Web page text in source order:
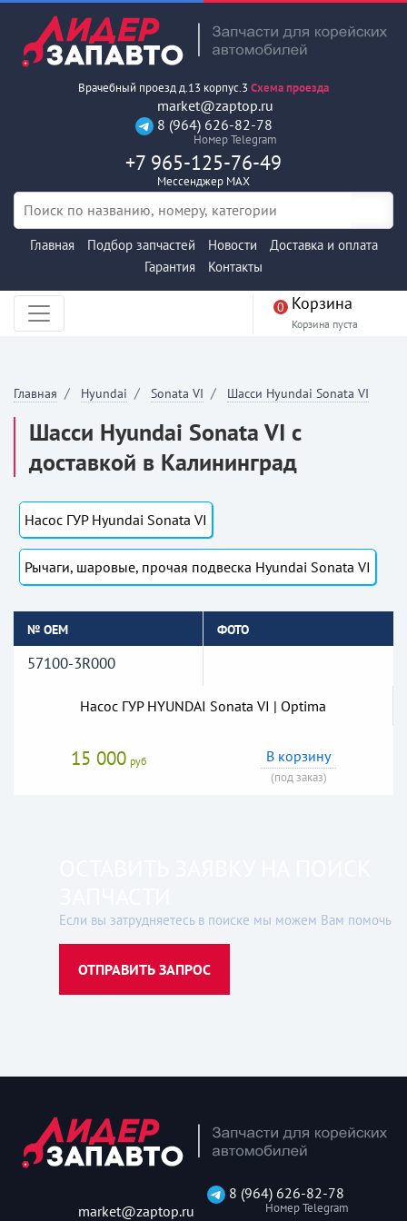
Врачебный проезд д.13 корпус.3 Схема проезда
market@zaptop.ru
8 (964) 626-82-78
Номер Telegram
+7 965-125-76-49
Мессенджер MAX
Главная Подбор запчастей Новости
Доставка и оплата
Гарантия
Контакты
0 Корзина
Корзина пуста
Главная Hyundai Sonata VI Шасси Hyundai Sonata VI
Шасси Hyundai Sonata VI с
доставкой в Калининград
Насос ГУР Hyundai Sonata VI
Рычаги, шаровые, прочая подвеска Hyundai Sonata VI
№ OEM ФОТО
57100-3R000
Насос ГУР HYUNDAI Sonata VI | Optima
15 000 руб В корзину
(под заказ)
Если вы затрудняетесь в поиске мы можем Вам помочь
ОТПРАВИТЬ ЗАПРОС
market@zaptop.ru
8 (964) 626-82-78
Номер Telegram